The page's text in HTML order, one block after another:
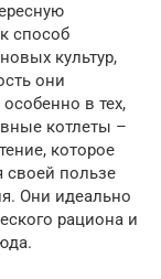
способ
культур,
они
в тех,
котлеты –
которое
своей пользе
Они идеально
рациона и